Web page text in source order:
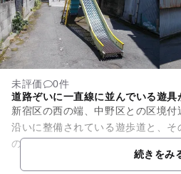
未評価
0件
道路ぞいに一直線に並んでいる遊具
新宿区の西の端、中野区との区境
沿いに整備されている遊歩道と、
の2つに分かれています。住宅街の
に1直線に遊具が設置されて...続きをみ